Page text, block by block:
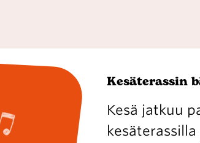
Kesäterassin
Kesä jatkuu